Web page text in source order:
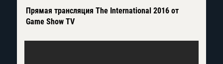
Прямая трансляция The International 2016 от
Game Show TV